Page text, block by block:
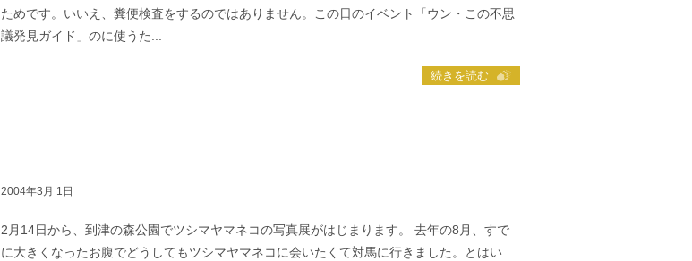
ためです。いいえ、糞便検査をするのではありません。この日のイベント「ウン・この不思
議発見ガイド」のに使うた...
続きを読む
2004年3月 1日
2月14日から、到津の森公園でツシマヤマネコの写真展がはじまります。 去年の8月、すで
に大きくなったお腹でどうしてもツシマヤマネコに会いたくて対馬に行きました。とはい